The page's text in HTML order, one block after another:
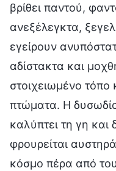
βρίθει παντού,
ανεξέλεγκτα,
εγείρουν
αδίστακτα και
στοιχειωμένο
πτώματα. Η
καλύπτει τη γη και
φρουρείται αυστηρά
κόσμο πέρα από